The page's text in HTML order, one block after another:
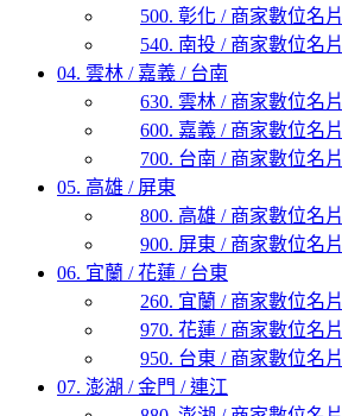
500. 彰化 / 商家數位名片
540. 南投 / 商家數位名片
04. 雲林 / 嘉義 / 台南
630. 雲林 / 商家數位名片
600. 嘉義 / 商家數位名片
700. 台南 / 商家數位名片
05. 高雄 / 屏東
800. 高雄 / 商家數位名片
900. 屏東 / 商家數位名片
06. 宜蘭 / 花蓮 / 台東
260. 宜蘭 / 商家數位名片
970. 花蓮 / 商家數位名片
950. 台東 / 商家數位名片
07. 澎湖 / 金門 / 連江